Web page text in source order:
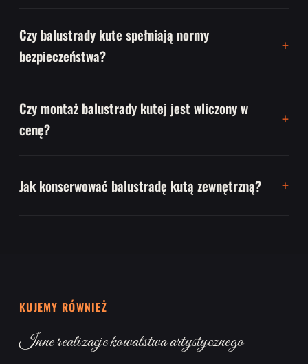
Czy balustrady kute spełniają normy
bezpieczeństwa?
Czy montaż balustrady kutej jest wliczony w
cenę?
Jak konserwować balustradę kutą zewnętrzną?
KUJEMY RÓWNIEŻ
Inne realizacje kowalstwa artystycznego